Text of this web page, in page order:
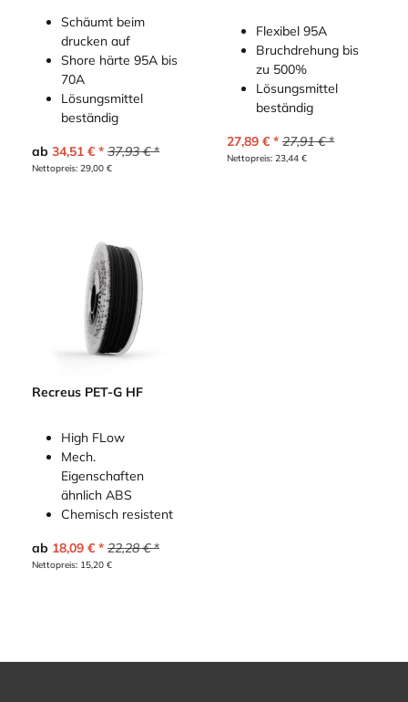
Schäumt beim
drucken auf
Shore härte 95A bis
70A
Lösungsmittel
beständig
ab 34,51 € 37,93€
Nettopreis: 29,00 €
Flexibel 95A
Bruchdrehung bis
zu 500%
Lösungsmittel
beständig
27,89€ 27,91€
Nettopreis: 23,44€
Recreus PET-G HF
High FLow
Mech.
Eigenschaften
ähnlich ABS
Chemisch resistent
ab 18,09 € 22,28€
Nettopreis: 15,20 €